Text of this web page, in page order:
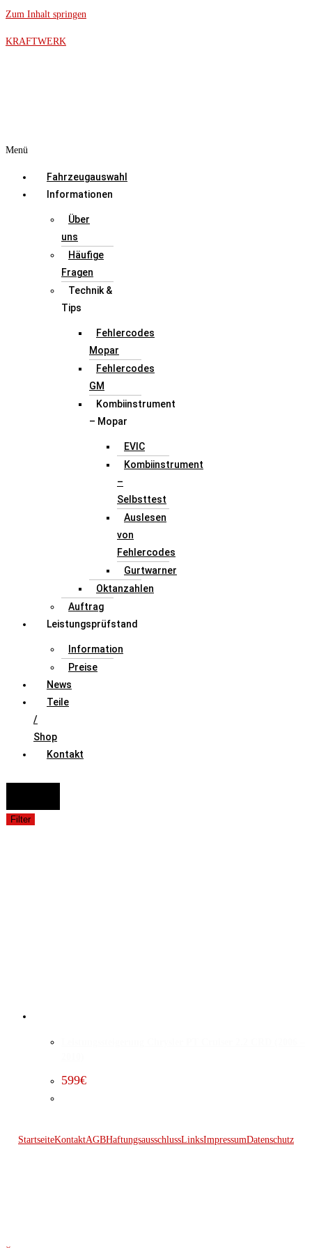
Zum Inhalt springen
KRAFTWERK
Menü
Fahrzeugauswahl
Informationen
Über
uns
Häufige
Fragen
Technik &
Tips
Fehlercodes
Mopar
Fehlercodes
GM
Kombiinstrument
– Mopar
EVIC
Kombiinstrument
–
Selbsttest
Auslesen
von
Fehlercodes
Gurtwarner
Oktanzahlen
Auftrag
Leistungsprüfstand
Information
Preise
News
Teile
/
Shop
Kontakt
Filter
599€
StartseiteKontaktAGBHaftungsausschlussLinksImpressumDatenschutz